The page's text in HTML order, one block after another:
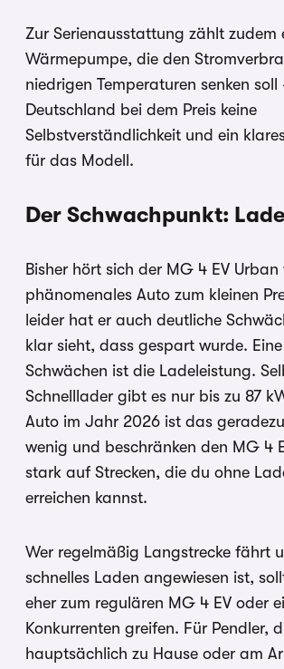
Zur Serienausstattung zählt zudem
Wärmepumpe, die den
niedrigen Temperaturen senken
Deutschland bei dem Preis keine
Selbstverständlichkeit und ein
für das Modell.
Der Schwachpunkt:
Bisher hört sich der MG 4 EV Urban
phänomenales Auto zum kleinen
leider hat er auch deutliche
klar sieht, dass gespart wurde.
Schwächen ist die Ladeleistung.
Schnelllader gibt es nur bis zu 87
Auto im Jahr 2026 ist das
wenig und beschränken den MG 4
stark auf Strecken, die du ohne
erreichen kannst.
Wer regelmäßig Langstrecke fährt
schnelles Laden angewiesen ist,
eher zum regulären MG 4 EV oder
Konkurrenten greifen. Für Pendler,
hauptsächlich zu Hause oder am